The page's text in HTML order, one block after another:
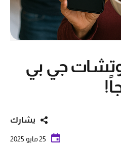
جي بي
يشارك
25 مايو 2025